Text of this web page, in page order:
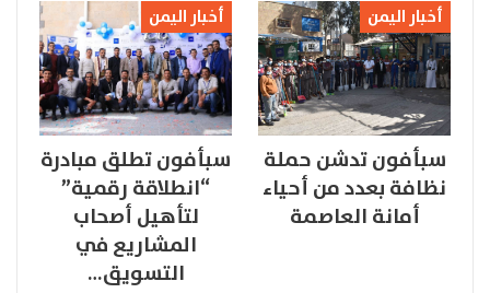
أخبار اليمن
سبأفون تدشن حملة
نظافة بعدد من أحياء
أمانة العاصمة
أخبار اليمن
سبأفون تطلق مبادرة
“انطلاقة رقمية”
لتأهيل أصحاب
المشاريع في
التسويق…